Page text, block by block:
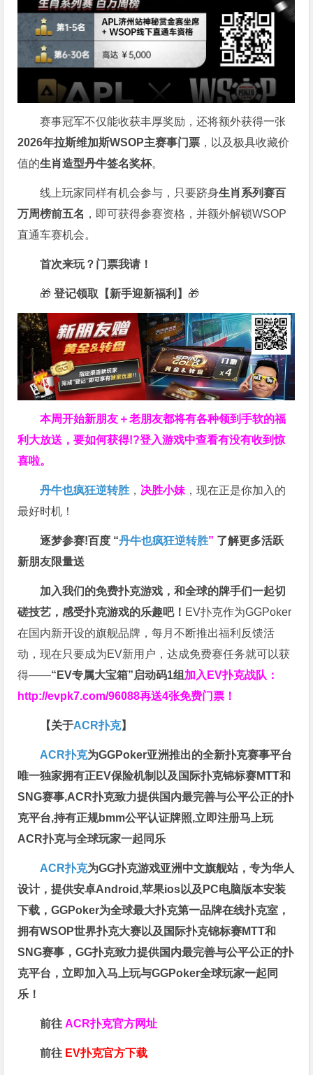
赛事冠军不仅能收获丰厚奖励，还将额外获得一张
2026年拉斯维加斯WSOP主赛事门票 ，以及极具收藏价
值的生肖造型丹牛签名奖杯。
线上玩家同样有机会参与，只要跻身生肖系列赛百
万周榜前五名 ，即可获得参赛资格，并额外解锁WSOP
直通车赛机会。
首次来玩？门票我请！
🎁 登记领取【新手迎新福利】 🎁
本周开始新朋友＋老朋友都将有各种领到手软的福
利大放送，要如何获得!?登入游戏中查看有没有收到惊
喜啦。
丹牛也疯狂逆转胜 ， 决胜小妹 ，现在正是你加入的
最好时机！
逐梦参赛!百度 “丹牛也疯狂逆转胜” 了解更多活跃
新朋友限量送
加入我们的免费扑克游戏，和全球的牌手们一起切
磋技艺，感受扑克游戏的乐趣吧！ EV扑克作为GGPoker
在国内新开设的旗舰品牌，每月不断推出福利反馈活
动，现在只要成为EV新用户，达成免费赛任务就可以获
得——“EV专属大宝箱”启动码1组 加入EV扑克战队：
http://evpk7.com/96088再送4张免费门票！
【关于ACR扑克】
ACR扑克为GGPoker亚洲推出的全新扑克赛事平台
唯一独家拥有正EV保险机制以及国际扑克锦标赛MTT和
SNG赛事,ACR扑克致力提供国内最完善与公平公正的扑
克平台,持有正规bmm公平认证牌照,立即注册马上玩
ACR扑克与全球玩家一起同乐
ACR扑克为GG扑克游戏亚洲中文旗舰站，专为华人
设计，提供安卓Android,苹果ios以及PC电脑版本安装
下载，GGPoker为全球最大扑克第一品牌在线扑克室，
拥有WSOP世界扑克大赛以及国际扑克锦标赛MTT和
SNG赛事，GG扑克致力提供国内最完善与公平公正的扑
克平台，立即加入马上玩与GGPoker全球玩家一起同
乐！
前往ACR扑克官方网址
前往 EV扑克官方下载